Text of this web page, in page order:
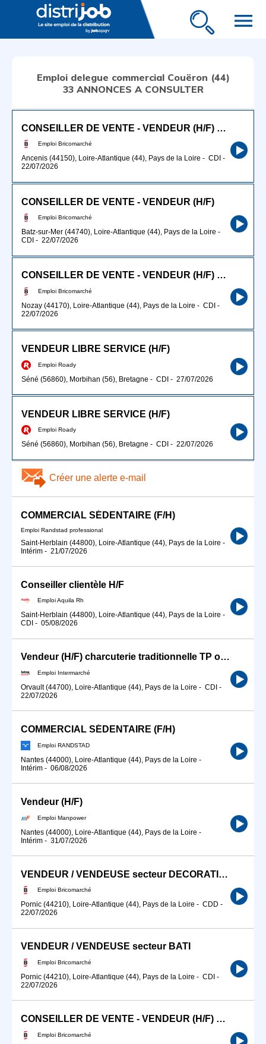
menu
Emploi delegue commercial Couëron (44)
33 ANNONCES A CONSULTER
CONSEILLER DE VENTE - VENDEUR (H/F) JARDIN
Emploi Bricomarché
Ancenis (44150), Loire-Atlantique (44), Pays de la Loire - CDI -
22/07/2026
CONSEILLER DE VENTE - VENDEUR (H/F)
Emploi Bricomarché
Batz-sur-Mer (44740), Loire-Atlantique (44), Pays de la Loire -
CDI - 22/07/2026
CONSEILLER DE VENTE - VENDEUR (H/F) SECTEUR MATERIAUX
Emploi Bricomarché
Nozay (44170), Loire-Atlantique (44), Pays de la Loire - CDI -
22/07/2026
VENDEUR LIBRE SERVICE (H/F)
Emploi Roady
Séné (56860), Morbihan (56), Bretagne - CDI - 27/07/2026
VENDEUR LIBRE SERVICE (H/F)
Emploi Roady
Séné (56860), Morbihan (56), Bretagne - CDI - 22/07/2026
Créer une alerte e-mail
COMMERCIAL SÉDENTAIRE (F/H)
Emploi Randstad professional
Saint-Herblain (44800), Loire-Atlantique (44), Pays de la Loire -
Intérim - 21/07/2026
Conseiller clientèle H/F
Emploi Aquila Rh
Saint-Herblain (44800), Loire-Atlantique (44), Pays de la Loire -
CDI - 05/08/2026
Vendeur (H/F) charcuterie traditionnelle TP ou Partiel
Emploi Intermarché
Orvault (44700), Loire-Atlantique (44), Pays de la Loire - CDI -
22/07/2026
COMMERCIAL SÉDENTAIRE (F/H)
Emploi RANDSTAD
Nantes (44000), Loire-Atlantique (44), Pays de la Loire -
Intérim - 06/08/2026
Vendeur (H/F)
Emploi Manpower
Nantes (44000), Loire-Atlantique (44), Pays de la Loire -
Intérim - 31/07/2026
VENDEUR / VENDEUSE secteur DECORATION
Emploi Bricomarché
Pornic (44210), Loire-Atlantique (44), Pays de la Loire - CDD -
22/07/2026
VENDEUR / VENDEUSE secteur BATI
Emploi Bricomarché
Pornic (44210), Loire-Atlantique (44), Pays de la Loire - CDI -
22/07/2026
CONSEILLER DE VENTE - VENDEUR (H/F) SECTEUR MATERIAUX
Emploi Bricomarché